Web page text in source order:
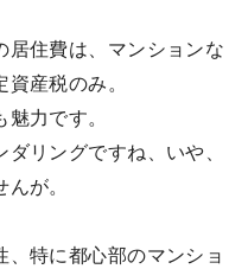
居住費は、マンションな
産税のみ。
力です。
リングですね、いや、
が。
特に都心部のマンショ